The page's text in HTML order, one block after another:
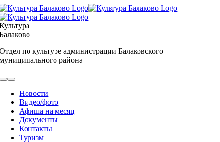
Skip
to
content
Культура
Балаково
Отдел по культуре администрации Балаковского
муниципального района
Toggle
NavigationНовости
Видео/фото
Афиша на месяц
Документы
Контакты
Туризм